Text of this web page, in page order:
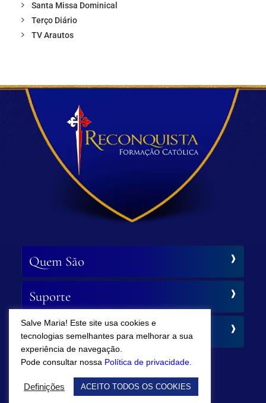
Santa Missa Dominical
Terço Diário
TV Arautos
Quem São
Suporte
Siga-nos
Salve Maria! Este site usa cookies e
tecnologias semelhantes para melhorar a sua
experiência de navegação.
Pode consultar nossa Política de privacidade.
Definições ACEITO TODOS OS COOKIES